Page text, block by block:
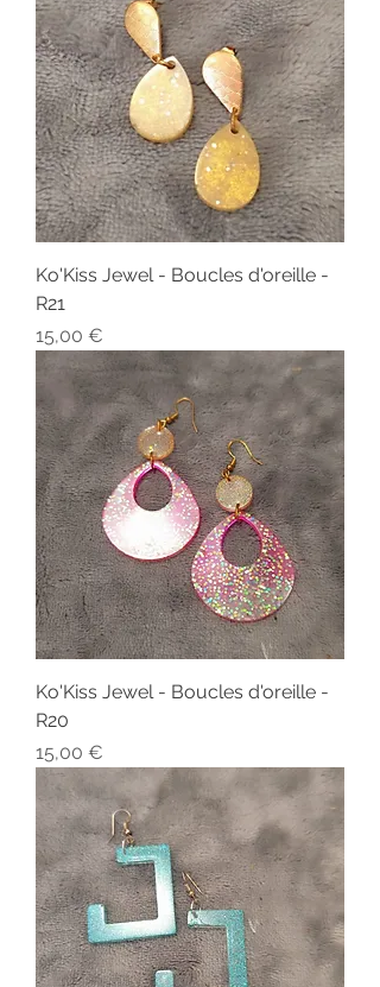
Ko'Kiss Jewel - Boucles d'oreille -
R21
Prix
15,00 €
Ko'Kiss Jewel - Boucles d'oreille -
R20
Prix
15,00 €